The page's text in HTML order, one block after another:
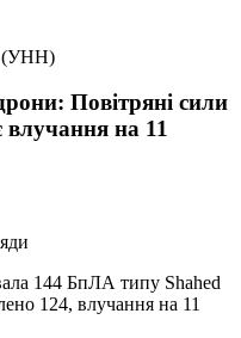
Повітряні сили
влучання на 11
124, влучання на 11